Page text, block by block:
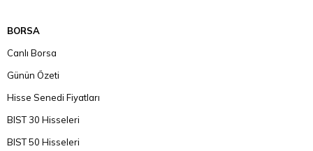
BORSA
Canlı Borsa
Günün Özeti
Hisse Senedi Fiyatları
BIST 30 Hisseleri
BIST 50 Hisseleri